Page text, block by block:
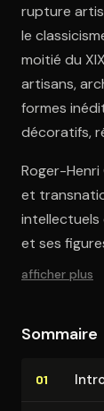
rupture
le
moitié du
artisans,
formes
décoratifs,
Roger-
et
intellectuels
et ses
afficher plus
Sommaire
01